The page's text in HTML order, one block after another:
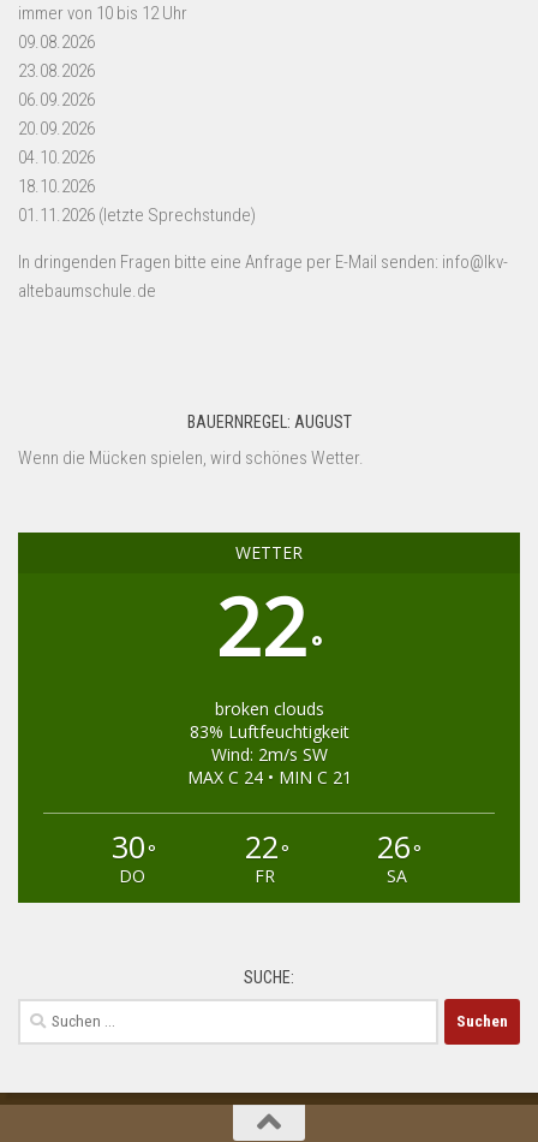
immer von 10 bis 12 Uhr
09.08.2026
23.08.2026
06.09.2026
20.09.2026
04.10.2026
18.10.2026
01.11.2026 (letzte Sprechstunde)
In dringenden Fragen bitte eine Anfrage per E-Mail senden: info@lkv-
altebaumschule.de
BAUERNREGEL: AUGUST
Wenn die Mücken spielen, wird schönes Wetter.
WETTER
22°
broken clouds
83% Luftfeuchtigkeit
Wind: 2m/s SW
MAX C 24 • MIN C 21
30°
DO
22°
FR
26°
SA
SUCHE:
Suchen
nach: